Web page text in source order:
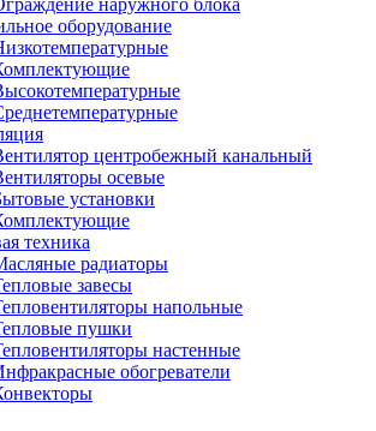
наружного блока
оборудование
центробежный канальный
осевые
установки
техника
радиаторы
завесы
напольные
пушки
настенные
обогреватели